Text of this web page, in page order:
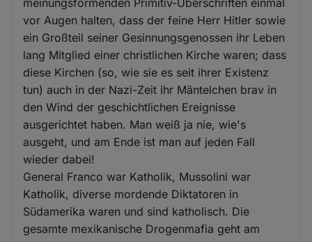
vor Augen halten, dass der feine Herr Hitler sowie
ein Großteil seiner Gesinnungsgenossen ihr Leben
lang Mitglied einer christlichen Kirche waren; dass
diese Kirchen (so, wie sie es seit ihrer Existenz
tun) auch in der Nazi-Zeit ihr Mäntelchen brav in
den Wind der geschichtlichen Ereignisse
ausgerichtet haben. Man weiß ja nie, wie's
ausgeht, und am Ende ist man auf jeden Fall
wieder dabei!
General Franco war Katholik, Mussolini war
Katholik, diverse mordende Diktatoren in
Südamerika waren und sind katholisch. Die
gesamte mexikanische Drogenmafia geht am